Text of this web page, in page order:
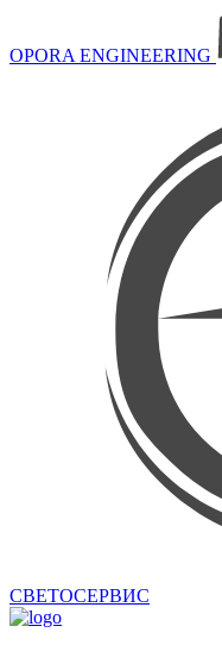
OPORA ENGINEERING
СВЕТОСЕРВИС